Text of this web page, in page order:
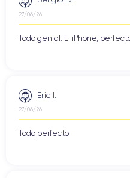
27/06/26
Todo genial. El iPhone,
Eric I.
27/06/26
Todo perfecto